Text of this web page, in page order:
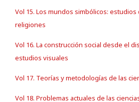
Vol 15. Los mundos simbólicos: estudios
religiones
Vol 16. La construcción social desde el
estudios visuales
Vol 17. Teorías y metodologías de las
Vol 18. Problemas actuales de las